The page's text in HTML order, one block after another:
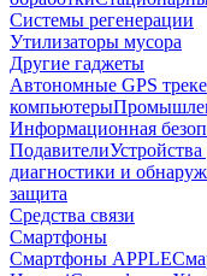
Системы регенерации
Утилизаторы мусора
Другие гаджеты
Автономные GPS
компьютеры
Информационная
Подавители
диагностики и
защита
Средства связи
Смартфоны
Смартфоны APPLE